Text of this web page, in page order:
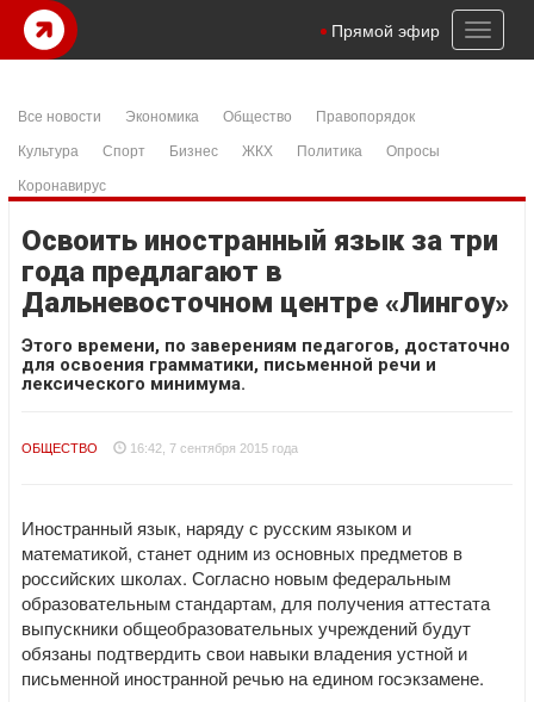
Toggle
Прямой эфир
Все новости Экономика Общество
Правопорядок
Культура
Спорт Бизнес ЖКХ Политика
Опросы
Коронавирус
Освоить иностранный язык за три
года предлагают в
Дальневосточном центре «Лингоу»
Этого времени, по заверениям педагогов, достаточно
для освоения грамматики, письменной речи и
лексического минимума.
ОБЩЕСТВО 16:42, 7 сентября 2015 года
Иностранный язык, наряду с русским языком и
математикой, станет одним из основных предметов в
российских школах. Согласно новым федеральным
образовательным стандартам, для получения аттестата
выпускники общеобразовательных учреждений будут
обязаны подтвердить свои навыки владения устной и
письменной иностранной речью на едином госэкзамене.